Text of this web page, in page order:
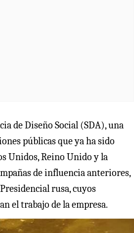
de Diseño Social (SDA), una
públicas que ya ha sido
Unidos, Reino Unido y la
de influencia anteriores,
rusa, cuyos
el trabajo de la empresa.